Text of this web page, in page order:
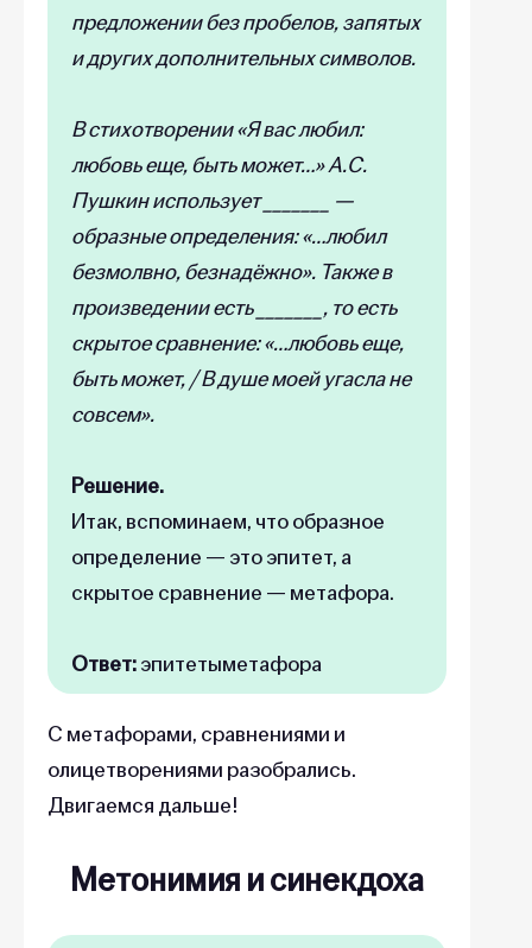
предложении без пробелов, запятых
и других дополнительных символов.
В стихотворении «Я вас любил:
любовь еще, быть может…» А.С.
Пушкин использует _______ —
образные определения: «…любил
безмолвно, безнадёжно». Также в
произведении есть _______, то есть
скрытое сравнение: «…любовь еще,
быть может, / В душе моей угасла не
совсем».
Решение.
Итак, вспоминаем, что образное
определение — это эпитет, а
скрытое сравнение — метафора.
Ответ:эпитетыметафора
С метафорами, сравнениями и
олицетворениями разобрались.
Двигаемся дальше!
Метонимия и синекдоха